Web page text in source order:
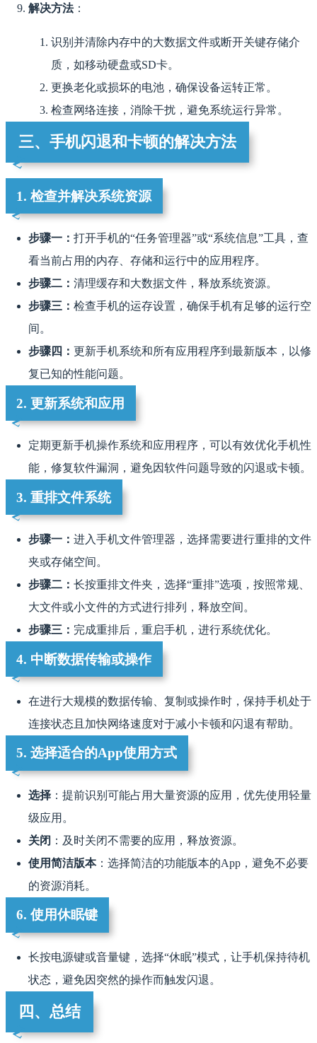
解决方法：
识别并清除内存中的大数据文件或断开关键存储介
质，如移动硬盘或SD卡。
更换老化或损坏的电池，确保设备运转正常。
检查网络连接，消除干扰，避免系统运行异常。
三、手机闪退和卡顿的解决方法
1. 检查并解决系统资源
步骤一： 打开手机的“任务管理器”或“系统信息”工具，查
看当前占用的内存、存储和运行中的应用程序。
步骤二： 清理缓存和大数据文件，释放系统资源。
步骤三： 检查手机的运存设置，确保手机有足够的运行空
间。
步骤四： 更新手机系统和所有应用程序到最新版本，以修
复已知的性能问题。
2. 更新系统和应用
定期更新手机操作系统和应用程序，可以有效优化手机性
能，修复软件漏洞，避免因软件问题导致的闪退或卡顿。
3. 重排文件系统
步骤一： 进入手机文件管理器，选择需要进行重排的文件
夹或存储空间。
步骤二： 长按重排文件夹，选择“重排”选项，按照常规、
大文件或小文件的方式进行排列，释放空间。
步骤三： 完成重排后，重启手机，进行系统优化。
4. 中断数据传输或操作
在进行大规模的数据传输、复制或操作时，保持手机处于
连接状态且加快网络速度对于减小卡顿和闪退有帮助。
5. 选择适合的App使用方式
选择 ：提前识别可能占用大量资源的应用，优先使用轻量
级应用。
关闭 ：及时关闭不需要的应用，释放资源。
使用简洁版本：选择简洁的功能版本的App，避免不必要
的资源消耗。
6. 使用休眠键
长按电源键或音量键，选择“休眠”模式，让手机保持待机
状态，避免因突然的操作而触发闪退。
四、总结